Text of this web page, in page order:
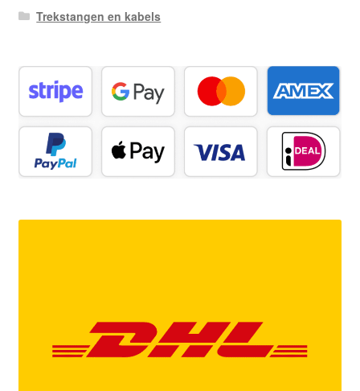
Trekstangen en kabels